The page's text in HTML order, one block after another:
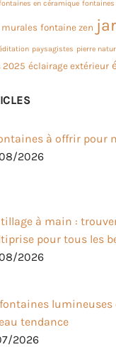
en céramique fontaines
fontaine zen
paysagistes pierre
2025 éclairage extérieur
à offrir pour
2026
à main :
pour tous les
2026
fontaines lumineuses
tendance
2026